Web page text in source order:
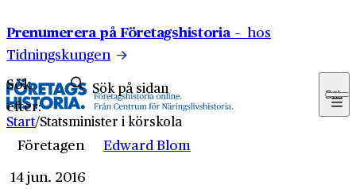
Prenumerera på Företagshistoria – hos
Tidningskungen
Sök
efter:
Sök
Start/Statsminister i körskola
Företagen
Edward Blom
14 jun. 2016